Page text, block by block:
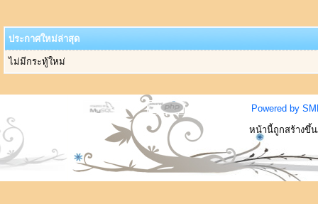
ประกาศใหม่ล่าสุด
ไม่มีกระทู้ใหม่
Powered by
หน้านี้ถูกสร้างขึ้น